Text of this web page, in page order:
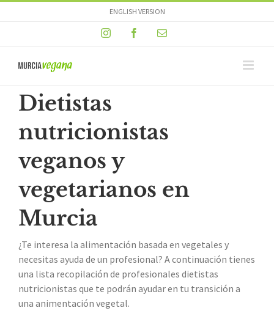
to
ENGLISH VERSION
InstagramFacebookEmail
Dietistas
nutricionistas
veganos y
vegetarianos en
Murcia
¿Te interesa la alimentación basada en vegetales y
necesitas ayuda de un profesional? A continuación tienes
una lista recopilación de profesionales dietistas
nutricionistas que te podrán ayudar en tu transición a
una animentación vegetal.